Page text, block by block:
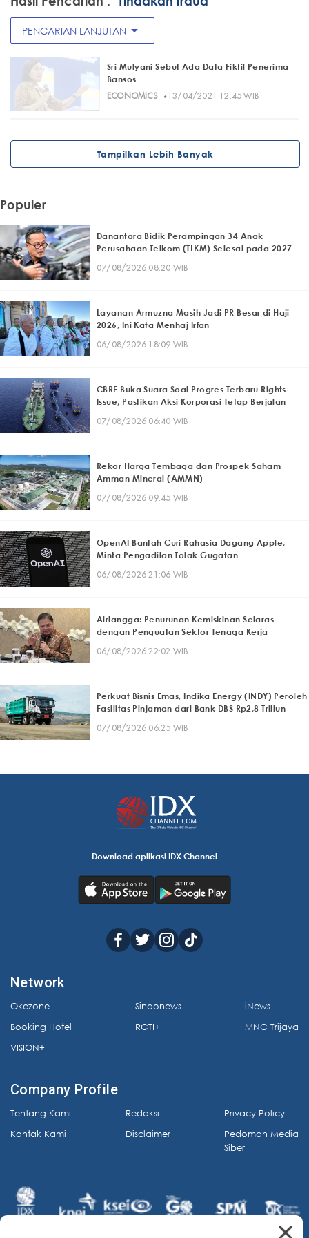
PENCARIAN LANJUTAN arrow_drop_down
Sri Mulyani Sebut Ada Data Fiktif Penerima
Bansos
ECONOMICS· 13/04/2021 12:45 WIB
Tampilkan Lebih Banyak
Populer
Danantara Bidik Perampingan 34 Anak
Perusahaan Telkom (TLKM) Selesai pada 2027
07/08/2026 08:20 WIB
Layanan Armuzna Masih Jadi PR Besar di Haji
2026, Ini Kata Menhaj Irfan
06/08/2026 18:09 WIB
CBRE Buka Suara Soal Progres Terbaru Rights
Issue, Pastikan Aksi Korporasi Tetap Berjalan
07/08/2026 06:40 WIB
Rekor Harga Tembaga dan Prospek Saham
Amman Mineral (AMMN)
07/08/2026 09:45 WIB
OpenAI Bantah Curi Rahasia Dagang Apple,
Minta Pengadilan Tolak Gugatan
06/08/2026 21:06 WIB
Airlangga: Penurunan Kemiskinan Selaras
dengan Penguatan Sektor Tenaga Kerja
06/08/2026 22:02 WIB
Perkuat Bisnis Emas, Indika Energy (INDY) Peroleh
Fasilitas Pinjaman dari Bank DBS Rp2,8 Triliun
07/08/2026 06:25 WIB
Download aplikasi IDX Channel
Network
Okezone
Booking Hotel
VISION+
Sindonews
RCTI+
iNews
MNC Trijaya
Company Profile
Tentang Kami
Kontak Kami
Redaksi
Disclaimer
Privacy Policy
Pedoman Media
Siber